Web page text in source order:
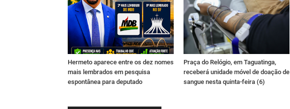
Hermeto aparece entre os dez nomes
mais lembrados em pesquisa
espontânea para deputado
Praça do Relógio, em Taguatinga,
receberá unidade móvel de doação de
sangue nesta quinta-feira (6)